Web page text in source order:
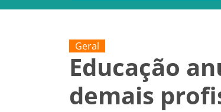
Geral
Educação
demais